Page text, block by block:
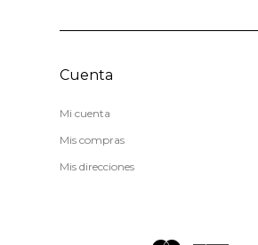
Cuenta
Mi cuenta
Mis compras
Mis direcciones